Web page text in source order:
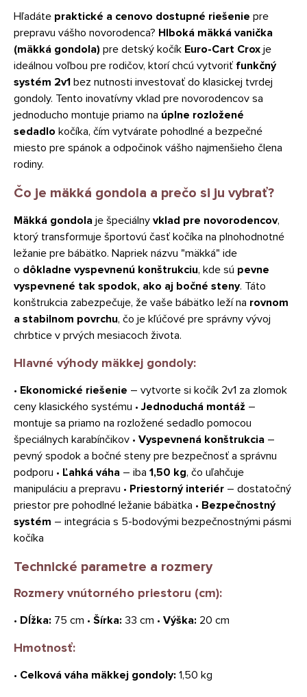
Hľadáte praktické a cenovo dostupné riešenie pre
prepravu vášho novorodenca? Hlboká mäkká vanička
(mäkká gondola) pre detský kočík Euro-Cart Crox je
ideálnou voľbou pre rodičov, ktorí chcú vytvoriť funkčný
systém 2v1 bez nutnosti investovať do klasickej tvrdej
gondoly. Tento inovatívny vklad pre novorodencov sa
jednoducho montuje priamo na úplne rozložené
sedadlo kočíka, čím vytvárate pohodlné a bezpečné
miesto pre spánok a odpočinok vášho najmenšieho člena
rodiny.
Čo je mäkká gondola a prečo si ju vybrať?
Mäkká gondola je špeciálny vklad pre novorodencov,
ktorý transformuje športovú časť kočíka na plnohodnotné
ležanie pre bábätko. Napriek názvu "mäkká" ide
o dôkladne vyspevnenú konštrukciu, kde sú pevne
vyspevnené tak spodok, ako aj bočné steny. Táto
konštrukcia zabezpečuje, že vaše bábätko leží na rovnom
a stabilnom povrchu, čo je kľúčové pre správny vývoj
chrbtice v prvých mesiacoch života.
Hlavné výhody mäkkej gondoly:
• Ekonomické riešenie – vytvorte si kočík 2v1 za zlomok
ceny klasického systému • Jednoduchá montáž –
montuje sa priamo na rozložené sedadlo pomocou
špeciálnych karabínčikov • Vyspevnená konštrukcia –
pevný spodok a bočné steny pre bezpečnosť a správnu
podporu • Ľahká váha – iba 1,50 kg, čo uľahčuje
manipuláciu a prepravu • Priestorný interiér – dostatočný
priestor pre pohodlné ležanie bábätka • Bezpečnostný
systém – integrácia s 5-bodovými bezpečnostnými pásmi
kočíka
Technické parametre a rozmery
Rozmery vnútorného priestoru (cm):
• Dĺžka: 75 cm • Šírka: 33 cm • Výška: 20 cm
Hmotnosť:
• Celková váha mäkkej gondoly: 1,50 kg